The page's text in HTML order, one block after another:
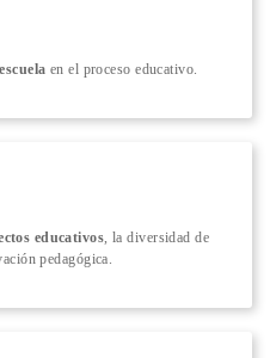
en el proceso educativo.
educativos , la diversidad de
pedagógica.